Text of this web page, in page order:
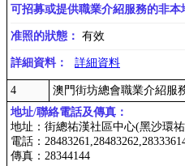
可招募或提供職業介紹服務的非本
准照的狀態： 有效
詳細資料： 詳細資料
4 澳門街坊總會職業介紹服
地址/聯絡電話及傳真：
地址：街總祐漢社區中心(黑沙環
電話：
傳真：28344144